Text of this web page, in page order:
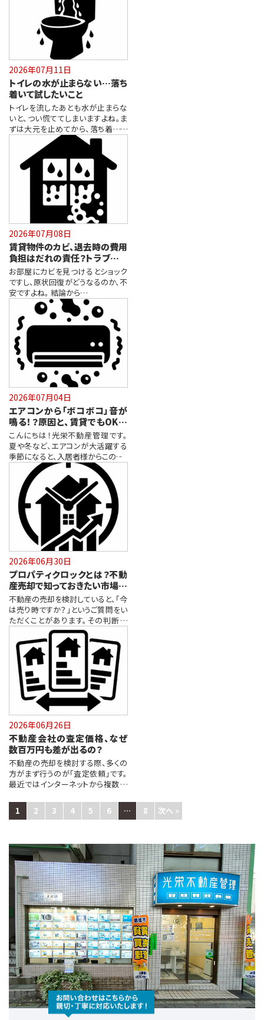
2026年07月11日
トイレの水が止まらない…落ち
着いて試したいこと
トイレを流したあとも水が止まらな
いと、つい慌ててしまいますよね。ま
ずは大元を止めてから、落ち着いて
2026年07月08日
賃貸物件のカビ、退去時の費用
負担はだれの責任？トラブルを
防ぐ対処法
お部屋にカビを見つけるとショック
ですし、原状回復がどうなるのか、不
安ですよね。 結論から…
2026年07月04日
エアコンから「ボコボコ」音が
鳴る！？原因と、賃貸でもOKな
解決法！
こんにちは！光栄不動産管理です。
夏や冬など、エアコンが大活躍する
季節になると、入居者様からこの…
2026年06月30日
プロパティクロックとは？不動
産売却で知っておきたい市場分
析と販売戦略
不動産の売却を検討していると、「今
は売り時ですか？」というご質問をい
ただくことがあります。その判断材
2026年06月26日
不動産会社の査定価格、なぜ
数百万円も差が出るの？
不動産の売却を検討する際、多くの
方がまず行うのが「査定依頼」です。
最近ではインターネットから複数の
1
2 3 4 5 6 … 8 次へ »